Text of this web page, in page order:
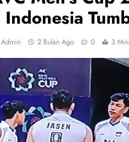
2 Bulan Ago 0 3